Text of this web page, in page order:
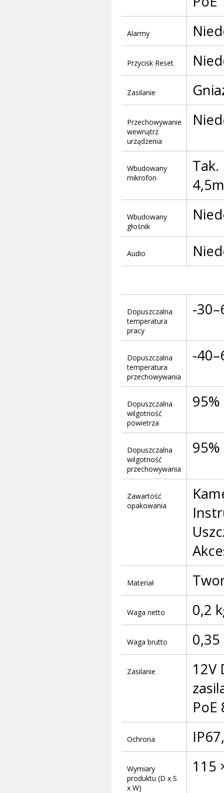
Alarmy
Przycisk Reset
Zasilanie
Przechowywanie
wewnątrz
urządzenia
Wbudowany
mikrofon
Wbudowany
głośnik
Audio
Dopuszczalna
temperatura
pracy
-
Dopuszczalna
temperatura
przechowywania
-
Dopuszczalna
wilgotność
powietrza
Dopuszczalna
wilgotność
przechowywania
Zawartość
opakowania
Materiał
Waga netto 0,2
Waga brutto 0,35
Zasilanie
12V
PoE
Ochrona
Wymiary
produktu (D x S
x W)
115